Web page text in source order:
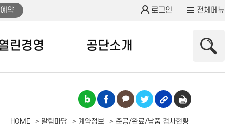
약 로그인 전체메뉴
린경영 공단소개
HOME 알림마당 계약정보
준공/완료/납품 검사현황